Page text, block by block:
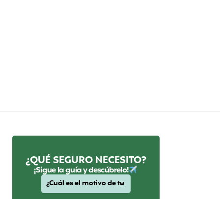
¿QUÉ SEGURO NECESITO?
¡Sigue la guía y descúbrelo!